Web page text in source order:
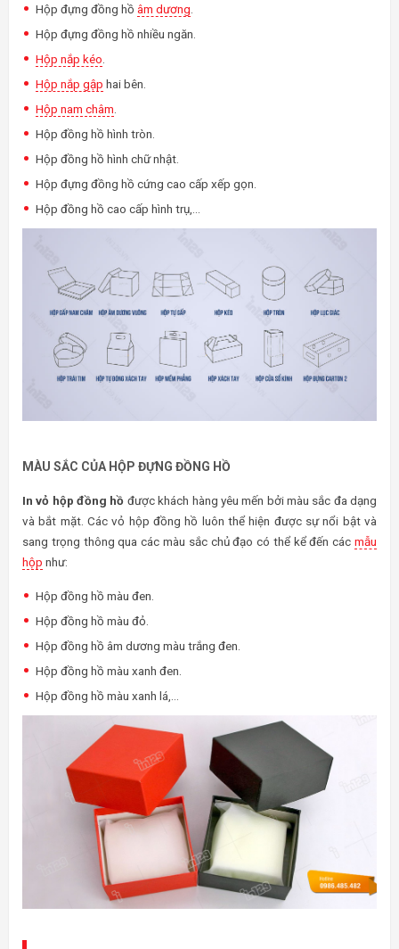
Hộp đựng đồng hồ âm dương
Hộp đựng đồng hồ nhiều ngăn.
Hộp nắp kéo
Hộp nắp gập hai bên.
Hộp nam châm
Hộp đồng hồ hình tròn.
Hộp đồng hồ hình chữ nhật.
Hộp đựng đồng hồ cứng cao cấp xếp gọn.
Hộp đồng hồ cao cấp hình trụ,…
MÀU SẮC CỦA HỘP ĐỰNG ĐỒNG HỒ
In vỏ hộp đồng hồ được khách hàng yêu mến bởi màu sắc đa dạng
và bắt mặt. Các vỏ hộp đồng hồ luôn thể hiện được sự nổi bật và
sang trọng thông qua các màu sắc chủ đạo có thể kể đến các mẫu
hộp như:
Hộp đồng hồ màu đen.
Hộp đồng hồ màu đỏ.
Hộp đồng hồ âm dương màu trắng đen.
Hộp đồng hồ màu xanh đen.
Hộp đồng hồ màu xanh lá,…